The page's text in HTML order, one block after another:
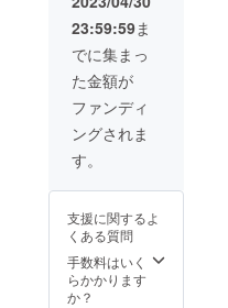
ズ：XS
/ S / M /
L ＝＝
＝＝＝
＝＝＝
＝＝＝
＝＝＝
場合は
生地の
生産期
間が必
要な
為、お
届けが8
月以降
込まれ
ます ==
下記オ
プショ
ンを2着
分お選
予定 ・
1stロッ
ト生産
※生地の
在庫数
の関係
で、本
リター
届けと
す ※本
リター
ン売り
切れた
後にリ
23:59:59ま
でに集まっ
た金額が
ファンディ
ングされま
す。
支援に関するよ
くある質問
手数料はいく
らかかります
か？